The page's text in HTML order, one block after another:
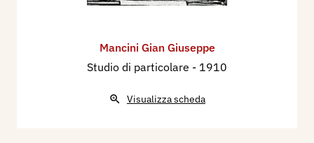
Mancini Gian Giuseppe
Studio di particolare - 1910
Visualizza scheda